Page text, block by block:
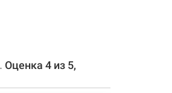
должно быть качество
Данная труба
и "теплые стены".
Оценка 4 из 5,